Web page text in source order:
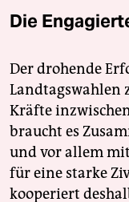
Die
Der drohende
Landtagswahlen
Kräfte
braucht es
und vor allem
für eine starke
kooperiert